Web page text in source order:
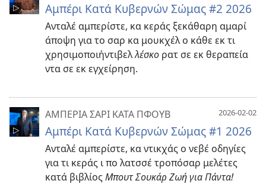
Αμπέρι Κατά Κυβερνών Σώμας #2 2026
Ανταλέ αμπερίστε, κα κεράς ξεκάθαρη αμαρί
άποψη για το σαρ κα μουκχέλ ο κάθε εκ τι
χρησιμοποιήντιβελλέσκο ρατ σε εκ θεραπεία
ντα σε εκ εγχείρηση.
2026-02-02
ΑΜΠΕΡΙΑ ΣΑΡΙ ΚΑΤΑ ΠΦΟΥΒ
Αμπέρι Κατά Κυβερνών Σώμας #1 2026
Ανταλέ αμπερίστε, κα ντικχάς ο νεβέ οδηγίες
για τι κεράς ι πο λατσσέ τροπόσαρ μελέτες
κατά βιβλίος Μπουτ Σουκάρ Ζωή για Πάντα!